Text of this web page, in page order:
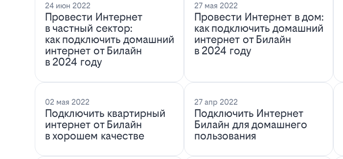
24 июн 2022
Провести Интернет
в частный сектор:
как подключить домашний
интернет от Билайн
в 2024 году
27 мая 2022
Провести Интернет в дом:
как подключить домашний
интернет от Билайн
в 2024 году
02 мая 2022
Подключить квартирный
интернет от Билайн
в хорошем качестве
27 апр 2022
Подключить Интернет
Билайн для домашнего
пользования